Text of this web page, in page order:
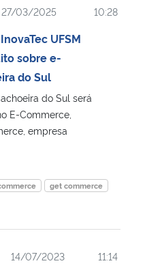
e Comunicações
27/03/2025 10:28
UFSM
sobre e-
do Sul
do Sul será
E-Commerce,
empresa
get commerce
14/07/2023 11:14